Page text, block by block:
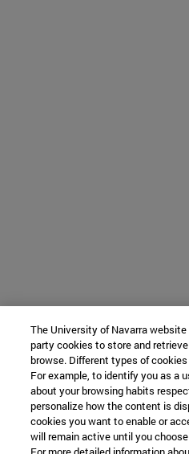
The University of Navarra
party cookies to store and
browse. Different types of
For example, to identify you as a
about your browsing habits
personalize how the content is
cookies you want to enable or
will remain active until you